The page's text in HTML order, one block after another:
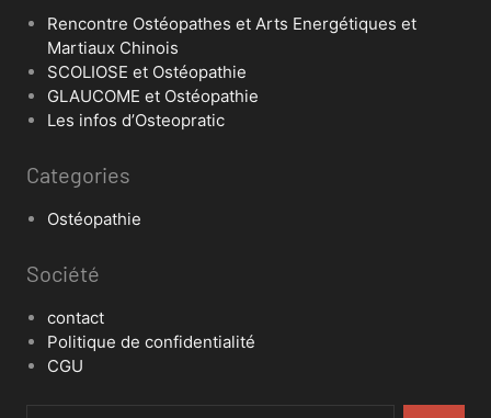
Rencontre Ostéopathes et Arts Energétiques et
Martiaux Chinois
SCOLIOSE et Ostéopathie
GLAUCOME et Ostéopathie
Les infos d’Osteopratic
Categories
Ostéopathie
Société
contact
Politique de confidentialité
CGU